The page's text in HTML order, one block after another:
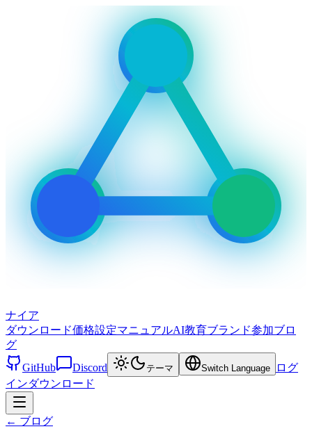
ナイア
ダウンロード価格設定マニュアルAI教育ブランド参加ブロ
グ
GitHub
Discord テーマ Switch Language
ログ
インダウンロード
← ブログ